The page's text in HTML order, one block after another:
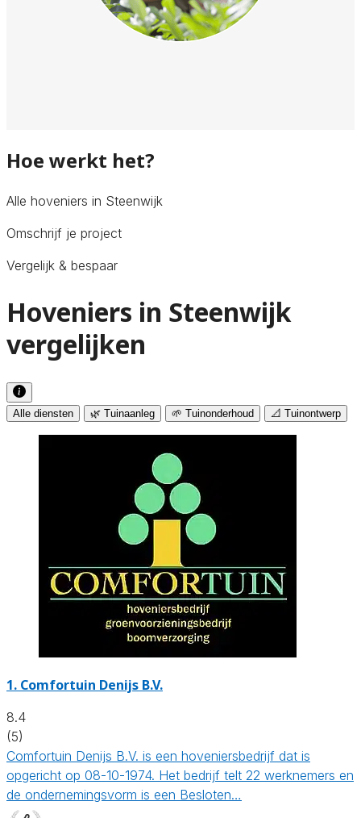
Hoe werkt het?
Alle hoveniers in Steenwijk
Omschrijf je project
Vergelijk & bespaar
Hoveniers in Steenwijk
vergelijken
Alle diensten 🌿 Tuinaanleg 🌱 Tuinonderhoud 📐 Tuinontwerp
1. Comfortuin Denijs B.V.
8.4
(5)
Comfortuin Denijs B.V. is een hoveniersbedrijf dat is
opgericht op 08-10-1974. Het bedrijf telt 22 werknemers en
de ondernemingsvorm is een Besloten…